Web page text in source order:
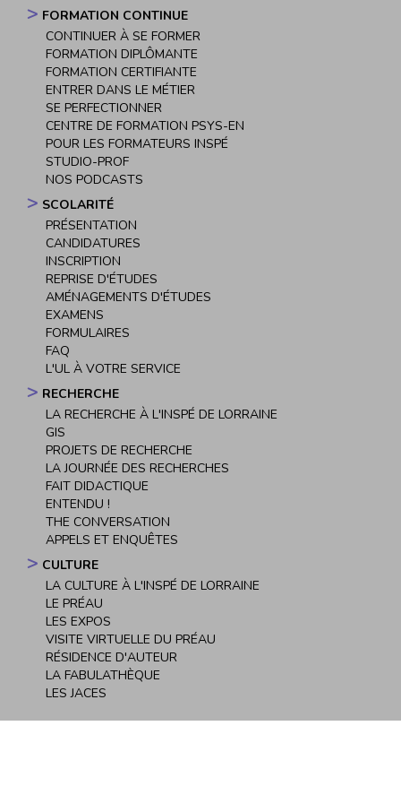
FORMATION CONTINUE
CONTINUER À SE FORMER
FORMATION DIPLÔMANTE
FORMATION CERTIFIANTE
ENTRER DANS LE MÉTIER
SE PERFECTIONNER
CENTRE DE FORMATION PSYS-EN
POUR LES FORMATEURS INSPÉ
STUDIO-PROF
NOS PODCASTS
SCOLARITÉ
PRÉSENTATION
CANDIDATURES
INSCRIPTION
REPRISE D'ÉTUDES
AMÉNAGEMENTS D'ÉTUDES
EXAMENS
FORMULAIRES
FAQ
L'UL À VOTRE SERVICE
RECHERCHE
LA RECHERCHE À L'INSPÉ DE LORRAINE
GIS
PROJETS DE RECHERCHE
LA JOURNÉE DES RECHERCHES
FAIT DIDACTIQUE
ENTENDU !
THE CONVERSATION
APPELS ET ENQUÊTES
CULTURE
LA CULTURE À L'INSPÉ DE LORRAINE
LE PRÉAU
LES EXPOS
VISITE VIRTUELLE DU PRÉAU
RÉSIDENCE D'AUTEUR
LA FABULATHÈQUE
LES JACES